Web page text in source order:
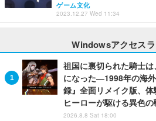
ゲーム文化
2023.12.27 Wed 11:34
Windowsアクセス
祖国に裏切られた騎士
になった―1998年の海
録』全面リメイク版、
ヒーローが駆ける異色
2026.8.8 Sat 18:00